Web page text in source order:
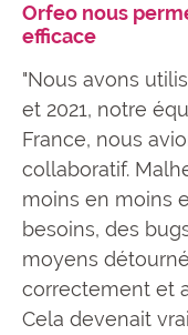
Orfeo nous
efficace
"Nous avons
et 2021, notre
France, nous
collaboratif.
moins en moins
besoins, des
moyens
correctement et
Cela devenait